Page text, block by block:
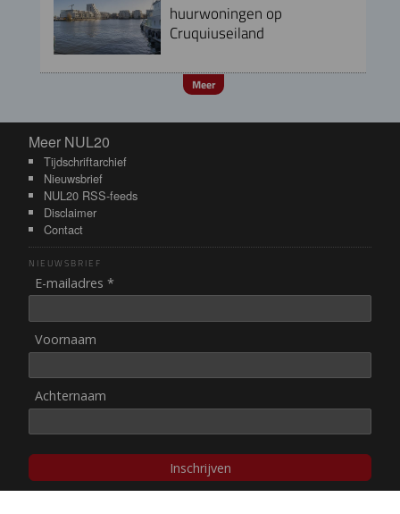
huurwoningen op
Cruquiuseiland
Meer
Meer NUL20
Meer NUL20
Tijdschriftarchief
Nieuwsbrief
NUL20 RSS-feeds
Disclaimer
Contact
NIEUWSBRIEF
E-mailadres *
Voornaam
Achternaam
Inschrijven